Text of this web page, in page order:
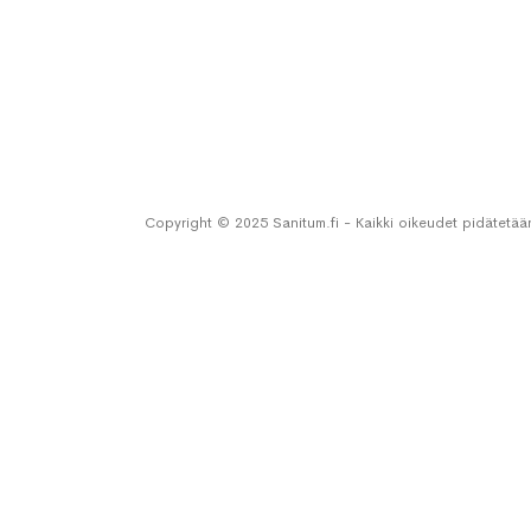
Copyright © 2025 Sanitum.fi - Kaikki oikeudet